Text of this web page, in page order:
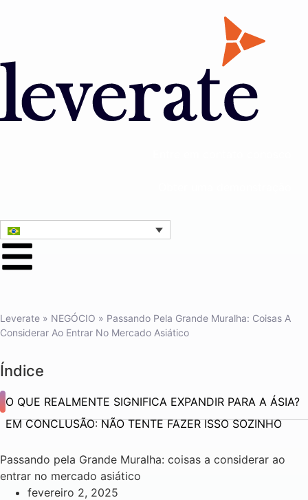
Leverate » NEGÓCIO » Passando Pela Grande Muralha: Coisas A
Considerar Ao Entrar No Mercado Asiático
Índice
O QUE REALMENTE SIGNIFICA EXPANDIR PARA A ÁSIA?
EM CONCLUSÃO: NÃO TENTE FAZER ISSO SOZINHO
Passando pela Grande Muralha: coisas a considerar ao
entrar no mercado asiático
fevereiro 2, 2025